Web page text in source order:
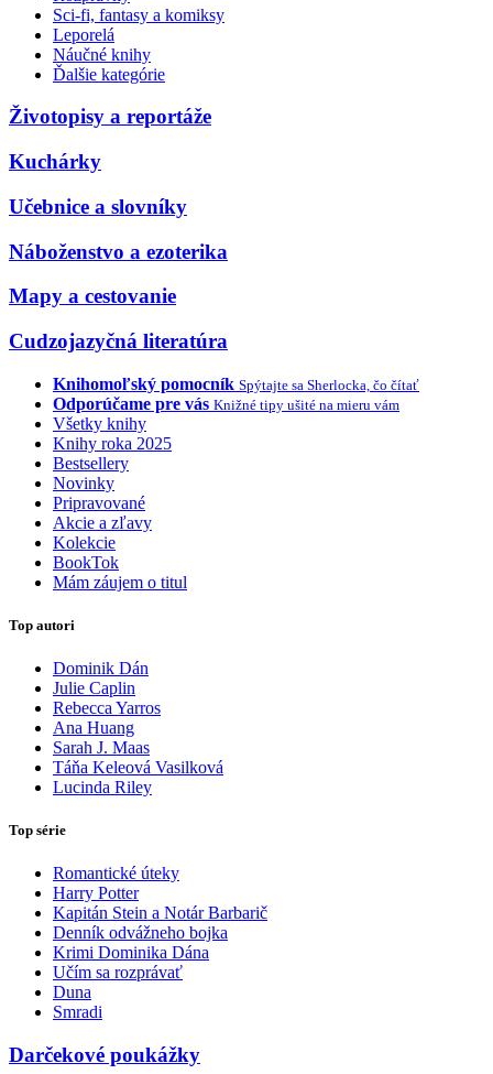
Sci-fi, fantasy a komiksy
Leporelá
Náučné knihy
Ďalšie kategórie
Životopisy a reportáže
Kuchárky
Učebnice a slovníky
Náboženstvo a ezoterika
Mapy a cestovanie
Cudzojazyčná literatúra
Knihomoľský pomocník Spýtajte sa Sherlocka, čo čítať
Odporúčame pre vás Knižné tipy ušité na mieru vám
Všetky knihy
Knihy roka 2025
Bestsellery
Novinky
Pripravované
Akcie a zľavy
Kolekcie
BookTok
Mám záujem o titul
Top autori
Dominik Dán
Julie Caplin
Rebecca Yarros
Ana Huang
Sarah J. Maas
Táňa Keleová Vasilková
Lucinda Riley
Top série
Romantické úteky
Harry Potter
Kapitán Stein a Notár Barbarič
Denník odvážneho bojka
Krimi Dominika Dána
Učím sa rozprávať
Duna
Smradi
Darčekové poukážky